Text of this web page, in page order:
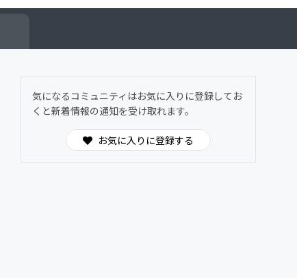
気になるコミュニティはお気に入りに登録してお
くと新着情報の通知を受け取れます。
お気に入りに登録する